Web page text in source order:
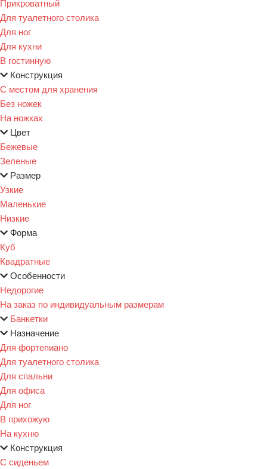
Прикроватный
Для туалетного столика
Для ног
Для кухни
В гостинную
Конструкция
С местом для хранения
Без ножек
На ножках
Цвет
Бежевые
Зеленые
Размер
Узкие
Маленькие
Низкие
Форма
Куб
Квадратные
Особенности
Недорогие
На заказ по индивидуальным размерам
Банкетки
Назначение
Для фортепиано
Для туалетного столика
Для спальни
Для офиса
Для ног
В прихожую
На кухню
Конструкция
С сиденьем